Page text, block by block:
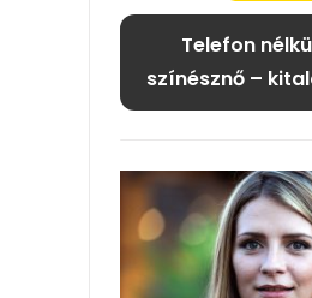
Telefon
színésznő –